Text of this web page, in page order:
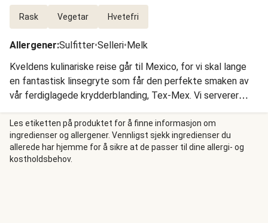
Rask Vegetar Hvetefri
Allergener:Sulfitter•Selleri•Melk
Kveldens kulinariske reise går til Mexico, for vi skal lange
en fantastisk linsegryte som får den perfekte smaken av
vår ferdiglagede krydderblanding, Tex-Mex. Vi serverer
linsegryte med en frisk tomatsalsa med lime og koriander,
kjølende rømme og sprø tortillachips.
Les etiketten på produktet for å finne informasjon om
ingredienser og allergener. Vennligst sjekk ingredienser du
allerede har hjemme for å sikre at de passer til dine allergi- og
kostholdsbehov.